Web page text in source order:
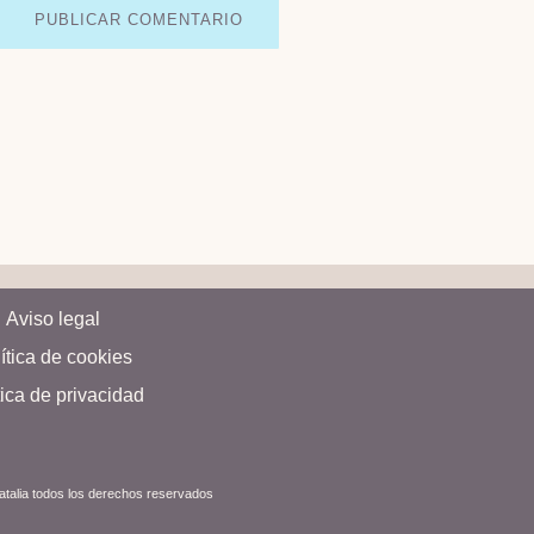
Aviso legal
de cookies
de privacidad
todos los derechos reservados